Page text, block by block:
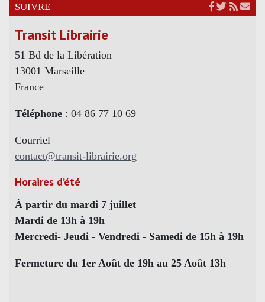
SUIVRE
Transit Librairie
51 Bd de la Libération
13001 Marseille
France
Téléphone : 04 86 77 10 69
Courriel
contact@transit-librairie.org
Horaires d’été
À partir du mardi 7 juillet
Mardi de 13h à 19h
Mercredi- Jeudi - Vendredi - Samedi de 15h à 19h
Fermeture du 1er Août de 19h au 25 Août 13h